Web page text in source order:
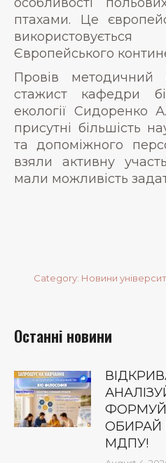
птахами. Це
Європейського
Провів методичний
стажист кафедри
екології Сидоренко
присутні більшість
та допоміжного
взяли активну
мали можливість
Category: Новини
Останні новини
ОБИРАЙ
МДПУ!